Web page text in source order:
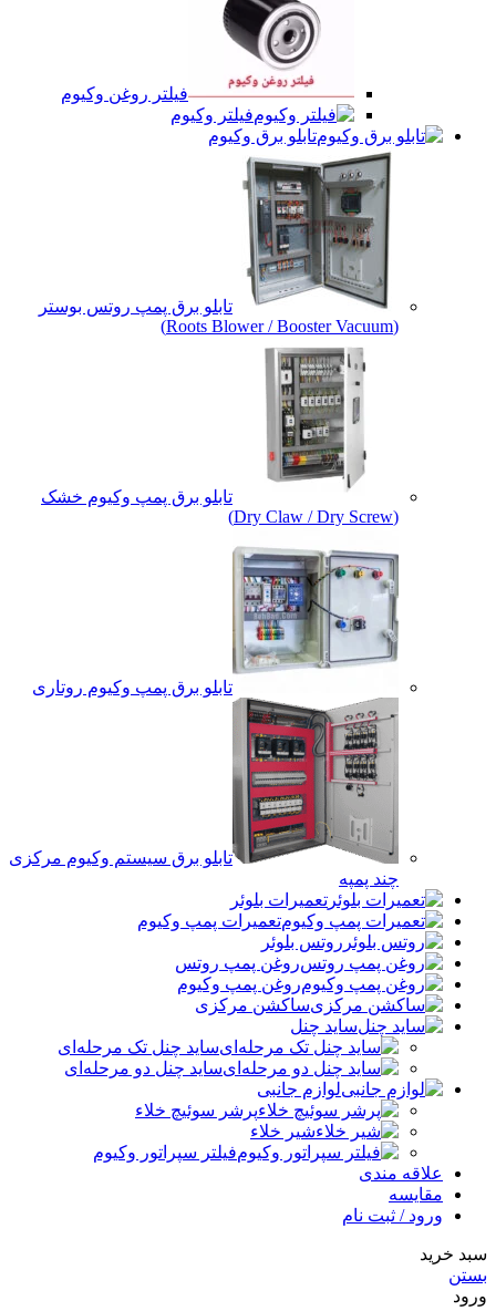
فیلتر روغن وکیوم
فیلتر وکیوم
تابلو برق وکیوم
تابلو برق پمپ روتس بوستر
(Roots Blower / Booster Vacuum)
تابلو برق پمپ وکیوم خشک
(Dry Claw / Dry Screw)
تابلو برق پمپ وکیوم روتاری
تابلو برق سیستم وکیوم مرکزی
چند پمپه
تعمیرات بلوئر
تعمیرات پمپ وکیوم
روتس بلوئر
روغن پمپ روتس
روغن پمپ وکیوم
ساکشن مرکزی
ساید چنل
ساید چنل تک مرحله‌ای
ساید چنل دو مرحله‌ای
لوازم جانبی
پرشر سوئیچ خلاء
شیر خلاء
فیلتر سپراتور وکیوم
علاقه مندی
مقایسه
ورود / ثبت نام
سبد خرید
بستن
ورود